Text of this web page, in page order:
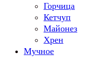
Горчица
Кетчуп
Майонез
Хрен
Мучное